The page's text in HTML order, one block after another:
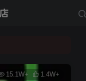
格的安全检测
15.1W+ 1.4W+